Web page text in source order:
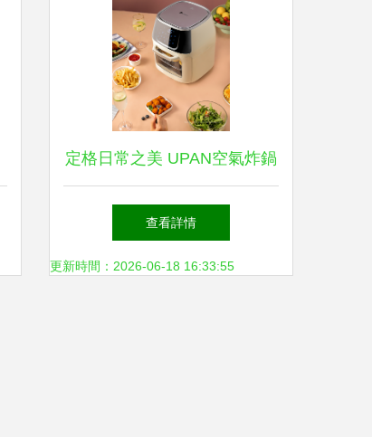
定格日常之美 UPAN空氣炸鍋
與奈良計畫的影像敘事
查看詳情
更新時間：2026-06-18 16:33:55